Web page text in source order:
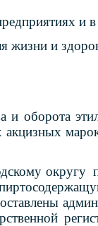
и
жизни и
оборота
округу